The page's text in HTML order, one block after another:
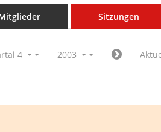
Sitzungen
4 2003